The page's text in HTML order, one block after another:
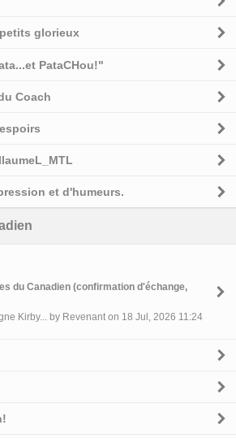
glorieux
PataCHou!"
Coach
et d'humeurs.
du Canadien (confirmation d'échange,
Kirby... by Revenant on 18 Jul, 2026 11:24